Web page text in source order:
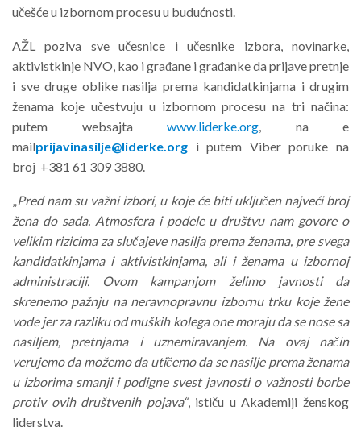
učešće u izbornom procesu u budućnosti.
AŽL poziva sve učesnice i učesnike izbora, novinarke,
aktivistkinje NVO, kao i građane i građanke da prijave pretnje
i sve druge oblike nasilja prema kandidatkinjama i drugim
ženama koje učestvuju u izbornom procesu na tri načina:
putem websajta www.liderke.org , na e
mailprijavinasilje@liderke.org i putem Viber poruke na
broj +381 61 309 3880.
Pred nam su važni izbori, u koje će biti uključen najveći broj
žena do sada. Atmosfera i podele u društvu nam govore o
velikim rizicima za slučajeve nasilja prema ženama, pre svega
kandidatkinjama i aktivistkinjama, ali i ženama u izbornoj
administraciji. Ovom kampanjom želimo javnosti da
skrenemo pažnju na neravnopravnu izbornu trku koje žene
vode jer za razliku od muških kolega one moraju da se nose sa
nasiljem, pretnjama i uznemiravanjem. Na ovaj način
verujemo da možemo da utičemo da se nasilje prema ženama
u izborima smanji i podigne svest javnosti o važnosti borbe
protiv ovih društvenih pojava“, ističu u Akademiji ženskog
liderstva.